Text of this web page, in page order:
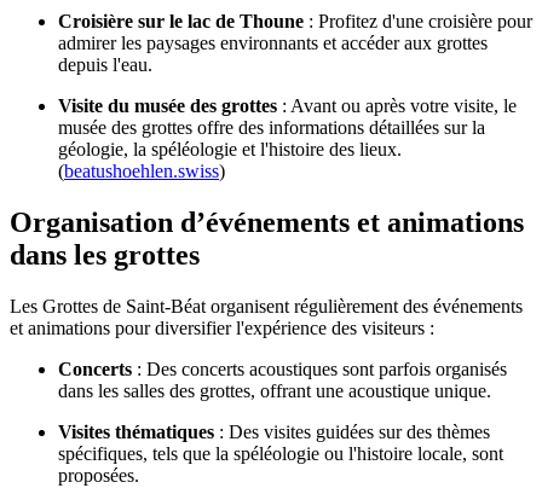
Croisière sur le lac de Thoune : Profitez d'une croisière pour
admirer les paysages environnants et accéder aux grottes
depuis l'eau.
Visite du musée des grottes : Avant ou après votre visite, le
musée des grottes offre des informations détaillées sur la
géologie, la spéléologie et l'histoire des lieux.
(beatushoehlen.swiss)
Organisation d’événements et animations
dans les grottes
Les Grottes de Saint-Béat organisent régulièrement des événements
et animations pour diversifier l'expérience des visiteurs :
Concerts : Des concerts acoustiques sont parfois organisés
dans les salles des grottes, offrant une acoustique unique.
Visites thématiques : Des visites guidées sur des thèmes
spécifiques, tels que la spéléologie ou l'histoire locale, sont
proposées.